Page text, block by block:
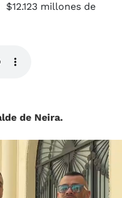
millones de
de Neira.